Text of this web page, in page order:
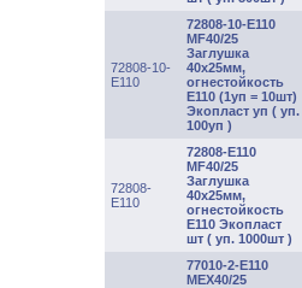
72808-10-
E110
72808-10-E110
MF40/25
Заглушка
40х25мм,
огнестойкость
Е110 (1уп = 10шт)
Экопласт уп ( уп.
100уп )
72808-
E110
72808-E110
MF40/25
Заглушка
40х25мм,
огнестойкость
Е110 Экопласт
шт ( уп. 1000шт )
77010-2-E110
MEX40/25